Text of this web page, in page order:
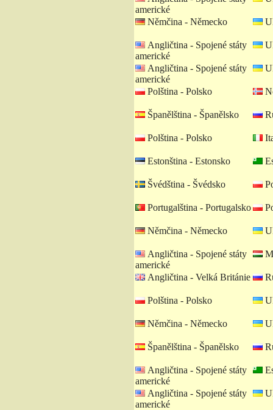
americké
Němčina - Německo
Angličtina - Spojené státy
americké
Angličtina - Spojené státy
americké
Polština - Polsko
Španělština - Španělsko
Polština - Polsko
Estonština - Estonsko
Švédština - Švédsko
Portugalština - Portugalsko
Němčina - Německo
Angličtina - Spojené státy
americké
Angličtina - Velká Británie
Polština - Polsko
Němčina - Německo
Španělština - Španělsko
Angličtina - Spojené státy
americké
Angličtina - Spojené státy
americké